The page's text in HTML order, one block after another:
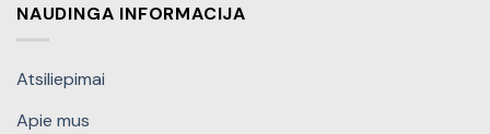
NAUDINGA INFORMACIJA
Atsiliepimai
Apie mus